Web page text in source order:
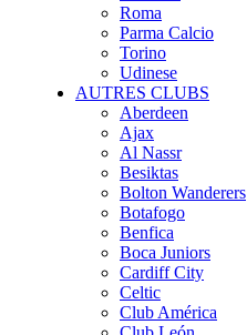
Roma
Parma Calcio
Torino
Udinese
AUTRES CLUBS
Aberdeen
Ajax
Al Nassr
Besiktas
Bolton Wanderers
Botafogo
Benfica
Boca Juniors
Cardiff City
Celtic
Club América